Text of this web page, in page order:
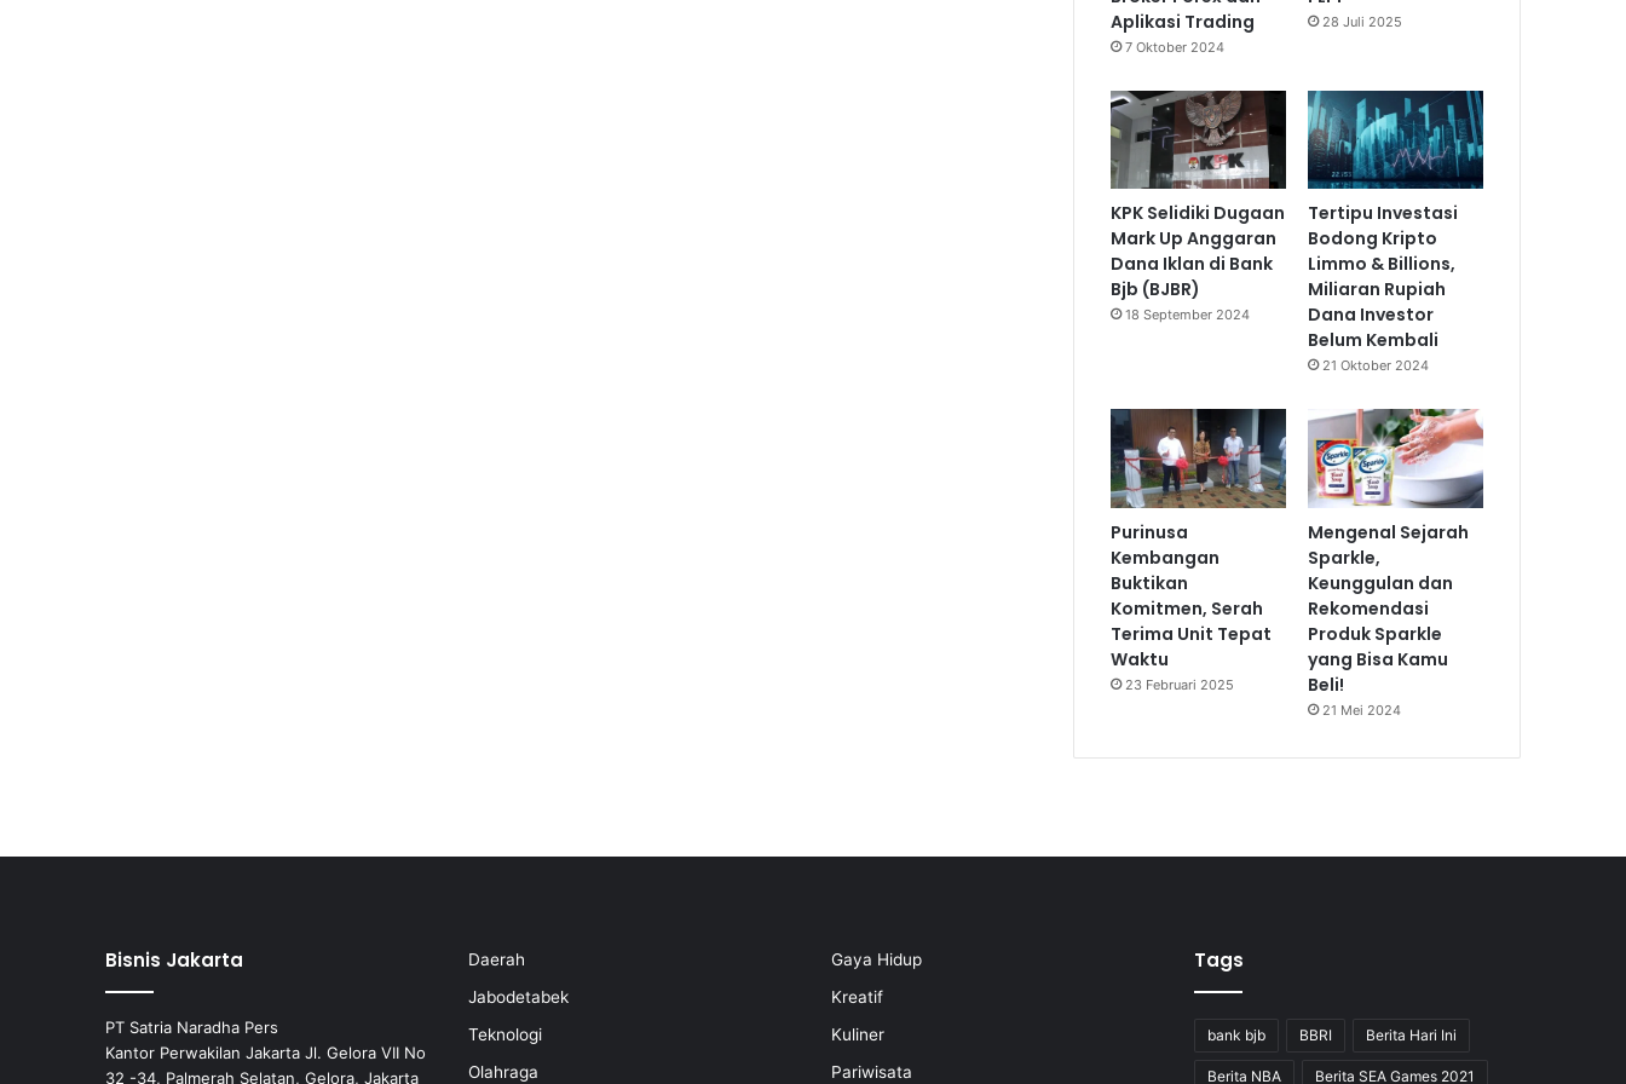
Aplikasi Trading
7 Oktober 2024
28 Juli 2025
KPK Selidiki Dugaan
Mark Up Anggaran
Dana Iklan di Bank
Bjb (BJBR)
18 September 2024
Tertipu Investasi
Bodong Kripto
Limmo & Billions,
Miliaran Rupiah
Dana Investor
Belum Kembali
21 Oktober 2024
Purinusa
Kembangan
Buktikan
Komitmen, Serah
Terima Unit Tepat
Waktu
23 Februari 2025
Mengenal Sejarah
Sparkle,
Keunggulan dan
Rekomendasi
Produk Sparkle
yang Bisa Kamu
Beli!
21 Mei 2024
Bisnis Jakarta
PT Satria Naradha Pers
Kantor Perwakilan Jakarta Jl. Gelora VII No
32 -34, Palmerah Selatan, Gelora, Jakarta
Daerah
Jabodetabek
Teknologi
Olahraga
Gaya Hidup
Kreatif
Kuliner
Pariwisata
Tags
bank bjb BBRI Berita Hari Ini
Berita NBA Berita SEA Games 2021